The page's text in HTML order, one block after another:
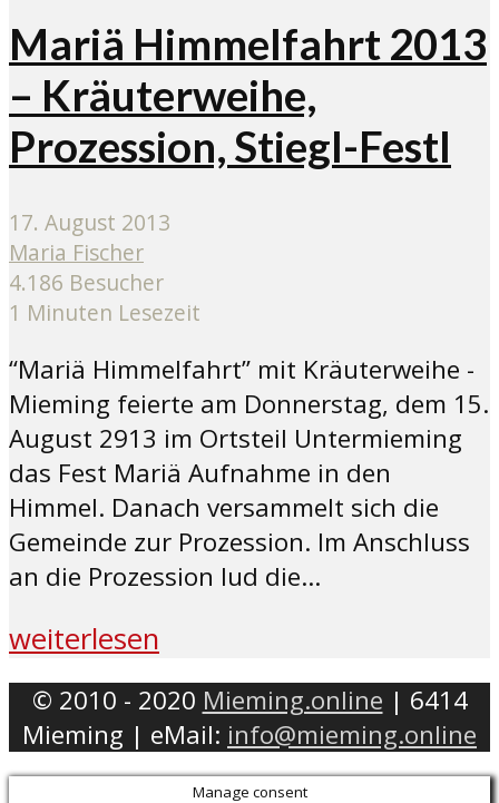
Mariä Himmelfahrt 2013
– Kräuterweihe,
Prozession, Stiegl-Festl
17. August 2013
Maria Fischer
4.186 Besucher
1 Minuten Lesezeit
“Mariä Himmelfahrt” mit Kräuterweihe -
Mieming feierte am Donnerstag, dem 15.
August 2913 im Ortsteil Untermieming
das Fest Mariä Aufnahme in den
Himmel. Danach versammelt sich die
Gemeinde zur Prozession. Im Anschluss
an die Prozession lud die...
weiterlesen
© 2010 - 2020 Mieming.online | 6414
Mieming | eMail: info@mieming.online
Manage consent